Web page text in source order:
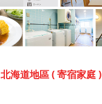
海道地區 ( 寄宿家庭 )